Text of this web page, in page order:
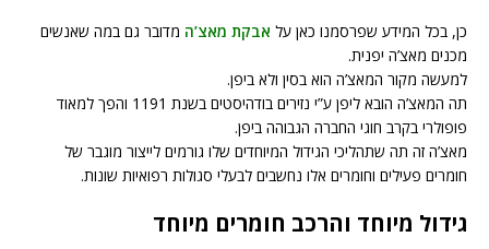
כן, בכל המידע שפרסמנו כאן על אבקת מאצ’ה מדובר גם במה שאנשים
מכנים מאצ’ה יפנית.
למעשה מקור המאצ’ה הוא בסין ולא ביפן.
תה המאצ’ה הובא ליפן ע”י נזירים בודהיסטים בשנת 1191 והפך למאוד
פופולרי בקרב חוגי החברה הגבוהה ביפן.
מאצ’ה זה תה שתהליכי הגידול המיוחדים שלו גורמים לייצור מוגבר של
חומרים פעילים וחומרים אלו נחשבים לבעלי סגולות רפואיות שונות.
גידול מיוחד והרכב חומרים מיוחד